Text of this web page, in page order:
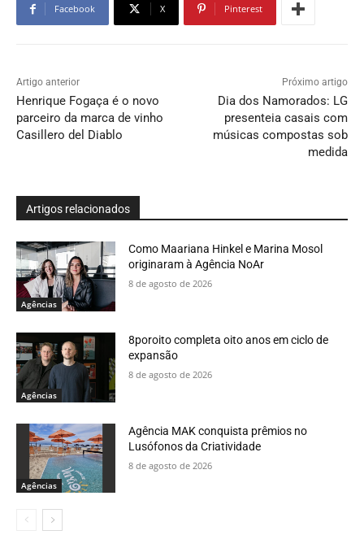
Facebook X Pinterest
Artigo anterior
Henrique Fogaça é o novo
parceiro da marca de vinho
Casillero del Diablo
Próximo artigo
Dia dos Namorados: LG
presenteia casais com
músicas compostas sob
medida
Artigos relacionados
Agências
Como Maariana Hinkel e Marina Mosol
originaram à Agência NoAr
8 de agosto de 2026
Agências
8poroito completa oito anos em ciclo de
expansão
8 de agosto de 2026
Agências
Agência MAK conquista prêmios no
Lusófonos da Criatividade
8 de agosto de 2026